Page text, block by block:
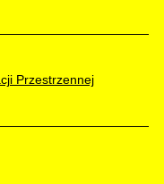
Przestrzennej